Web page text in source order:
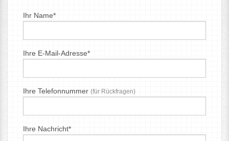
Ihr Name*
Ihre E-Mail-Adresse*
Ihre Telefonnummer (für Rückfragen)
Ihre Nachricht*